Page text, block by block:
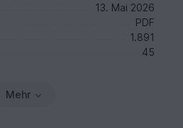
13. Mai 2026
PDF
1.891
45
Mehr